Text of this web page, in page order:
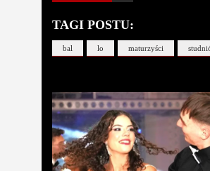
TAGI POSTU:
bal lo maturzyści